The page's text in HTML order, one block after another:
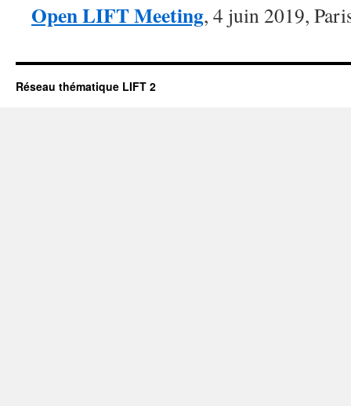
Open LIFT Meeting, 4 juin 2019,
Réseau thématique LIFT 2